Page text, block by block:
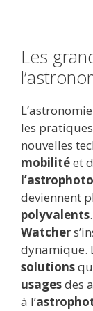
Les
les
nouvelles
mobilitéet
deviennent
polyvalents
Watcher
dynamique.
solutions
usagesdes
à l’